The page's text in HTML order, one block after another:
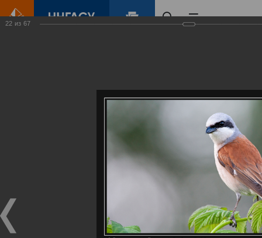
Фотогалерея
22 из 67